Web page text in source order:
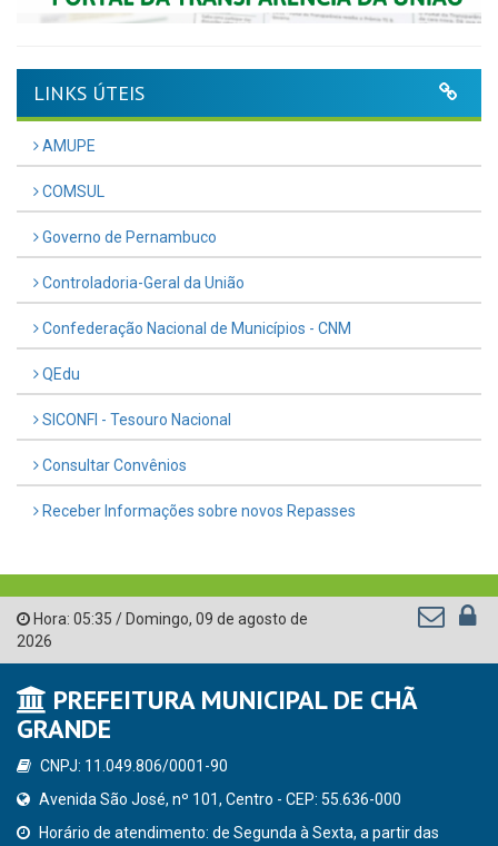
LINKS ÚTEIS
AMUPE
COMSUL
Governo de Pernambuco
Controladoria-Geral da União
Confederação Nacional de Municípios - CNM
QEdu
SICONFI - Tesouro Nacional
Consultar Convênios
Receber Informações sobre novos Repasses
Hora: 05:35 / Domingo, 09 de agosto de
2026
PREFEITURA MUNICIPAL DE CHÃ
GRANDE
CNPJ: 11.049.806/0001-90
Avenida São José, nº 101, Centro - CEP: 55.636-000
Horário de atendimento: de Segunda à Sexta, a partir das